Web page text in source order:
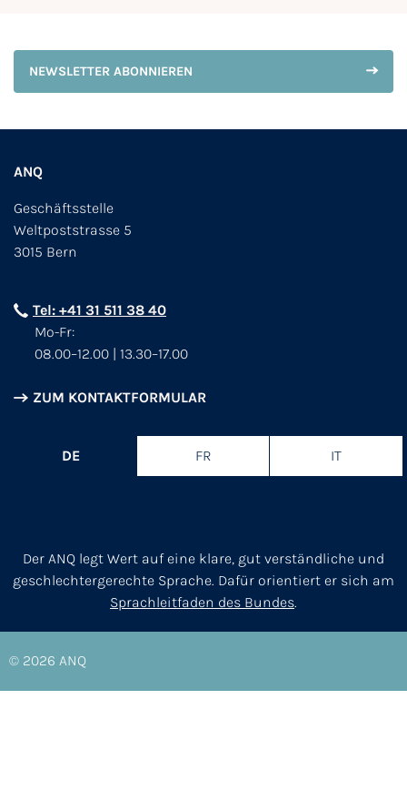
NEWSLETTER ABONNIEREN
ANQ
Geschäftsstelle
Weltpoststrasse 5
3015 Bern
Tel: +41 31 511 38 40
Mo-Fr:
08.00–12.00 | 13.30–17.00
ZUM KONTAKTFORMULAR
DE FR IT
Der ANQ legt Wert auf eine klare, gut verständliche und
geschlechtergerechte Sprache. Dafür orientiert er sich am
Sprachleitfaden des Bundes.
© 2026 ANQ